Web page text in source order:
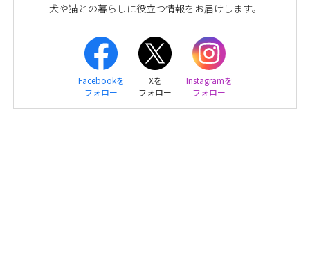
犬や猫との暮らしに役立つ情報をお届けします。
Facebookを
フォロー
Xを
フォロー
Instagramを
フォロー